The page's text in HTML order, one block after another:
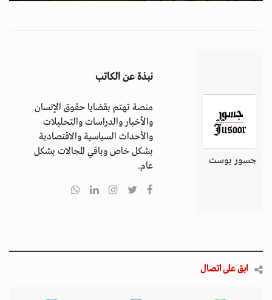
جسور بوست
نبذة عن الكاتب
منصة تهتم بقضايا حقوق الإنسان
والأخبار والدراسات والتحليلات
والأحداث السياسية والاقتصادية
بشكل خاص وباقي المجالات بشكل
عام.
ابق على اتصال